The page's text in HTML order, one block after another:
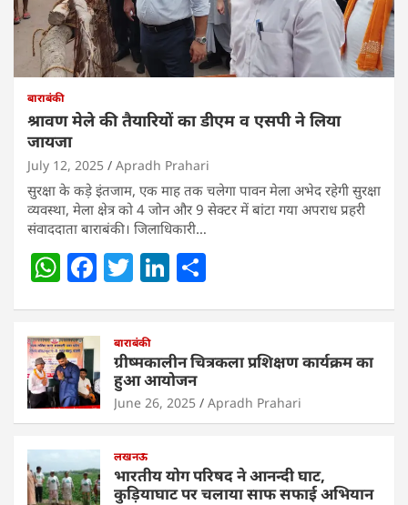
बाराबंकी
श्रावण मेले की तैयारियों का डीएम व एसपी ने लिया
जायजा
July 12, 2025 Apradh Prahari
सुरक्षा के कड़े इंतजाम, एक माह तक चलेगा पावन मेला अभेद रहेगी सुरक्षा
व्यवस्था, मेला क्षेत्र को 4 जोन और 9 सेक्टर में बांटा गया अपराध प्रहरी
संवाददाता बाराबंकी। जिलाधिकारी…
W
at
s
A
p
p
F
c
e
b
o
o
k
T
er
Li
e
dI
n
e
बाराबंकी
ग्रीष्मकालीन चित्रकला प्रशिक्षण कार्यक्रम का
हुआ आयोजन
June 26, 2025 Apradh Prahari
लखनऊ
भारतीय योग परिषद ने आनन्दी घाट,
कुड़ियाघाट पर चलाया साफ सफाई अभियान